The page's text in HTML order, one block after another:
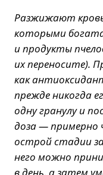
Разжижают
которыми
и продукты
их переносите).
как
прежде никогда
одну гранулу и
доза — примерно
острой стадии
него можно
в день, а затем